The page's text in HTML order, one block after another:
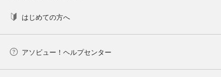
はじめての方へ
アソビュー！ヘルプセンター